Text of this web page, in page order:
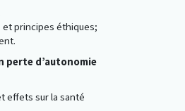
principes éthiques;
perte d’autonomie
effets sur la santé